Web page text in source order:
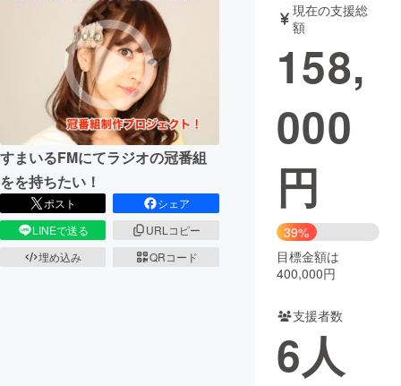
テクノロジー・ガジェット
映像・映画 書籍・雑誌
ビジネス・起業 チャレンジ
CAMPFIRE for Social Good
CAMPFIRE Creation
CAMPFIREふるさと納税
コミュニティ
すまいるFMにてラジオの冠番組
をを持ちたい！
ポスト
シェア
LINEで送る
URLコピー
埋め込み
QRコード
現在の支援総
額
158,
000
円
39%
目標金額は
400,000円
支援者数
6人